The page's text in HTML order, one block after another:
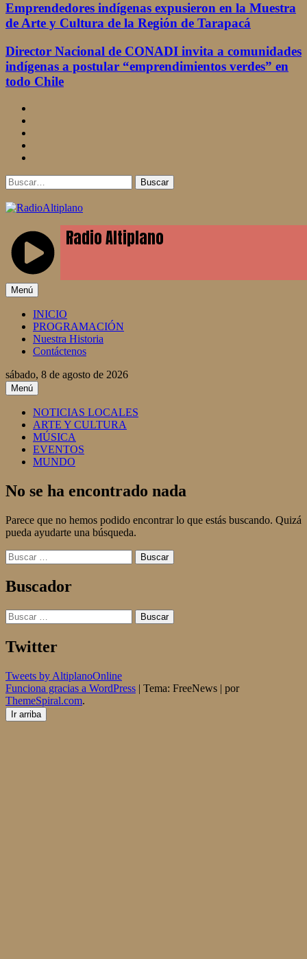
Emprendedores indígenas expusieron en la Muestra
de Arte y Cultura de la Región de Tarapacá
Director Nacional de CONADI invita a comunidades
indígenas a postular “emprendimientos verdes” en
todo Chile
Buscar
RadioAltiplano
Menú
INICIO
PROGRAMACIÓN
Nuestra Historia
Contáctenos
sábado, 8 de agosto de 2026
Menú
NOTICIAS LOCALES
ARTE Y CULTURA
MÚSICA
EVENTOS
MUNDO
No se ha encontrado nada
Parece que no hemos podido encontrar lo que estás buscando. Quizá
pueda ayudarte una búsqueda.
Buscar:
Buscador
Buscar:
Twitter
Tweets by AltiplanoOnline
Funciona gracias a WordPress | Tema: FreeNews | por
ThemeSpiral.com.
Ir arriba